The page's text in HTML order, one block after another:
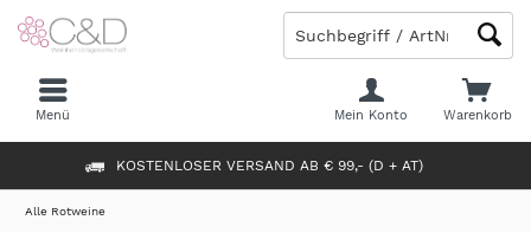
KOSTENLOSER VERSAND AB € 99,- (D + AT)
Warenkorb
Mein Konto
Menü
Alle Rotweine